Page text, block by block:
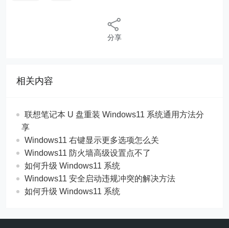
分享
相关内容
联想笔记本 U 盘重装 Windows11 系统通用方法分
享
Windows11 右键显示更多选项怎么关
Windows11 防火墙高级设置点不了
如何升级 Windows11 系统
Windows11 安全启动违规冲突的解决方法
如何升级 Windows11 系统